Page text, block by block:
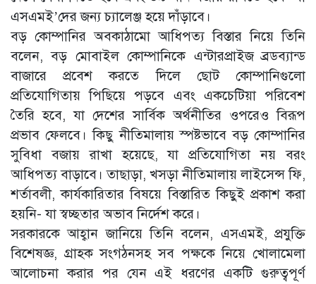
এসএমই’দের জন্য চ্যালেঞ্জ হয়ে দাঁড়াবে।
বড় কোম্পানির অবকাঠামো আধিপত্য বিস্তার নিয়ে তিনি
বলেন, বড় মোবাইল কোম্পানিকে এন্টারপ্রাইজ ব্রডব্যান্ড
বাজারে প্রবেশ করতে দিলে ছোট কোম্পানিগুলো
প্রতিযোগিতায় পিছিয়ে পড়বে এবং একচেটিয়া পরিবেশ
তৈরি হবে, যা দেশের সার্বিক অর্থনীতির ওপরেও বিরূপ
প্রভাব ফেলবে। কিছু নীতিমালায় স্পষ্টভাবে বড় কোম্পানির
সুবিধা বজায় রাখা হয়েছে, যা প্রতিযোগিতা নয় বরং
আধিপত্য বাড়াবে। তাছাড়া, খসড়া নীতিমালায় লাইসেন্স ফি,
শর্তাবলী, কার্যকারিতার বিষয়ে বিস্তারিত কিছুই প্রকাশ করা
হয়নি- যা স্বচ্ছতার অভাব নির্দেশ করে।
সরকারকে আহ্বান জানিয়ে তিনি বলেন, এসএমই, প্রযুক্তি
বিশেষজ্ঞ, গ্রাহক সংগঠনসহ সব পক্ষকে নিয়ে খোলামেলা
আলোচনা করার পর যেন এই ধরণের একটি গুরুত্বপূর্ণ